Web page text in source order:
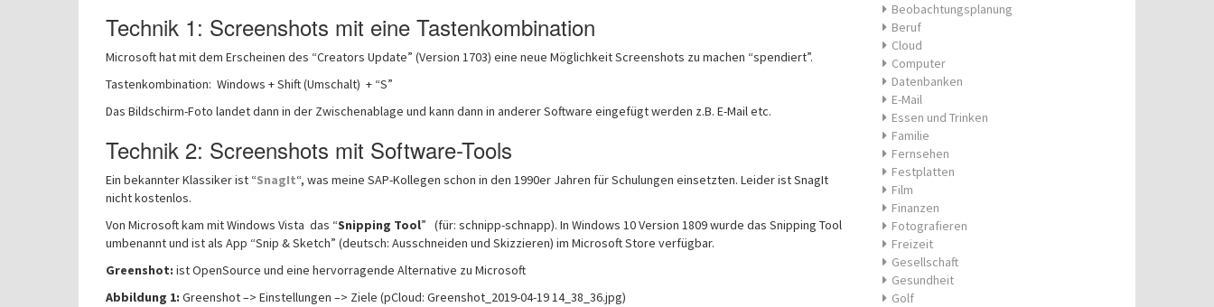
Technik 1: Screenshots mit eine Tastenkombination
Microsoft hat mit dem Erscheinen des “Creators Update” (Version 1703) eine neue Möglichkeit Screenshots zu machen “spendiert”.
Tastenkombination: Windows + Shift (Umschalt) + “S”
Das Bildschirm-Foto landet dann in der Zwischenablage und kann dann in anderer Software eingefügt werden z.B. E-Mail etc.
Technik 2: Screenshots mit Software-Tools
Ein bekannter Klassiker ist “SnagIt“, was meine SAP-Kollegen schon in den 1990er Jahren für Schulungen einsetzten. Leider ist SnagIt
nicht kostenlos.
Von Microsoft kam mit Windows Vista das “Snipping Tool” (für: schnipp-schnapp). In Windows 10 Version 1809 wurde das Snipping Tool
umbenannt und ist als App “Snip & Sketch” (deutsch: Ausschneiden und Skizzieren) im Microsoft Store verfügbar.
Greenshot: ist OpenSource und eine hervorragende Alternative zu Microsoft
Abbildung 1: Greenshot –> Einstellungen –> Ziele (pCloud: Greenshot_2019-04-19 14_38_36.jpg)
Beobachtungsplanung
Beruf
Cloud
Computer
Datenbanken
E-Mail
Essen und Trinken
Familie
Fernsehen
Festplatten
Film
Finanzen
Fotografieren
Freizeit
Gesellschaft
Gesundheit
Golf